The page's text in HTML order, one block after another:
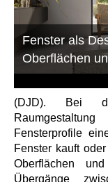
Fenster als
Oberflächen
(DJD). Bei
Fensterprofile
Fenster kauft
Oberflächen
Übergänge